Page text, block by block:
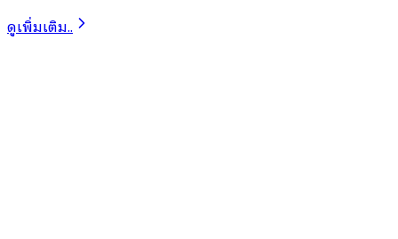
ดูเพิ่มเติม..